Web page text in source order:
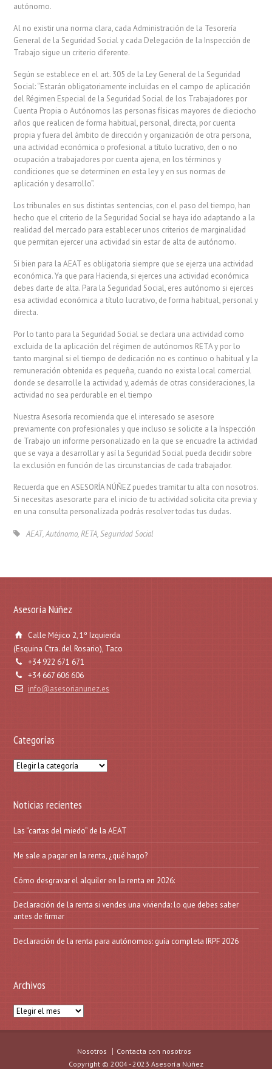
autónomo.
Al no existir una norma clara, cada Administración de la Tesorería
General de la Seguridad Social y cada Delegación de la Inspección de
Trabajo sigue un criterio diferente.
Según se establece en el art. 305 de la Ley General de la Seguridad
Social: “Estarán obligatoriamente incluidas en el campo de aplicación
del Régimen Especial de la Seguridad Social de los Trabajadores por
Cuenta Propia o Autónomos las personas físicas mayores de dieciocho
años que realicen de forma habitual, personal, directa, por cuenta
propia y fuera del ámbito de dirección y organización de otra persona,
una actividad económica o profesional a título lucrativo, den o no
ocupación a trabajadores por cuenta ajena, en los términos y
condiciones que se determinen en esta ley y en sus normas de
aplicación y desarrollo”.
Los tribunales en sus distintas sentencias, con el paso del tiempo, han
hecho que el criterio de la Seguridad Social se haya ido adaptando a la
realidad del mercado para establecer unos criterios de marginalidad
que permitan ejercer una actividad sin estar de alta de autónomo.
Si bien para la AEAT es obligatoria siempre que se ejerza una actividad
económica. Ya que para Hacienda, si ejerces una actividad económica
debes darte de alta. Para la Seguridad Social, eres autónomo si ejerces
esa actividad económica a título lucrativo, de forma habitual, personal y
directa.
Por lo tanto para la Seguridad Social se declara una actividad como
excluida de la aplicación del régimen de autónomos RETA y por lo
tanto marginal si el tiempo de dedicación no es continuo o habitual y la
remuneración obtenida es pequeña, cuando no exista local comercial
donde se desarrolle la actividad y, además de otras consideraciones, la
actividad no sea perdurable en el tiempo
Nuestra Asesoría recomienda que el interesado se asesore
previamente con profesionales y que incluso se solicite a la Inspección
de Trabajo un informe personalizado en la que se encuadre la actividad
que se vaya a desarrollar y así la Seguridad Social pueda decidir sobre
la exclusión en función de las circunstancias de cada trabajador.
Recuerda que en ASESORÍA NÚÑEZ puedes tramitar tu alta con nosotros.
Si necesitas asesorarte para el inicio de tu actividad solicita cita previa y
en una consulta personalizada podrás resolver todas tus dudas.
AEAT,Autónomo,RETA,Seguridad Social
Asesoría Núñez
Calle Méjico 2, 1º Izquierda
(Esquina Ctra. del Rosario), Taco
+34 922 671 671
+34 667 606 606
info@asesorianunez.es
Categorías
Categorías
Noticias recientes
Las “cartas del miedo” de la AEAT
Me sale a pagar en la renta, ¿qué hago?
Cómo desgravar el alquiler en la renta en 2026:
Declaración de la renta si vendes una vivienda: lo que debes saber
antes de firmar
Declaración de la renta para autónomos: guía completa IRPF 2026
Archivos
Archivos
Nosotros
Contacta con nosotros
Copyright © 2004 - 2023 Asesoría Núñez